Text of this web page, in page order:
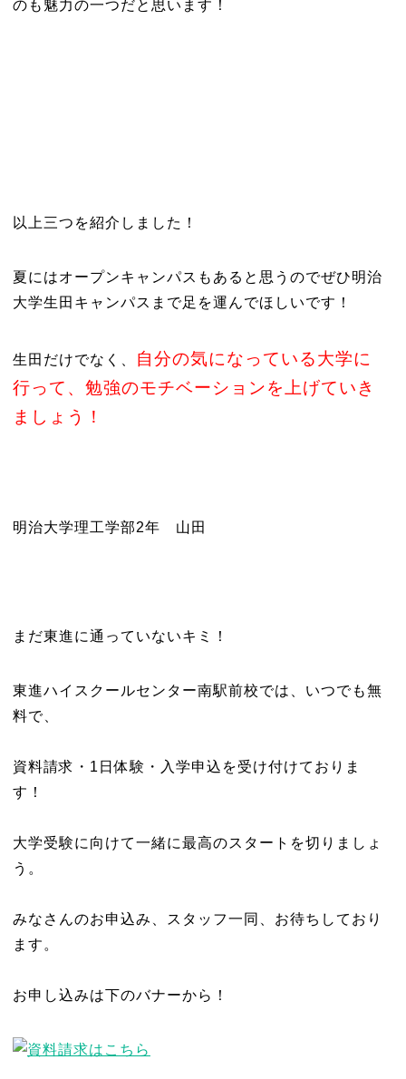
のも魅力の一つだと思います！
以上三つを紹介しました！
夏にはオープンキャンパスもあると思うのでぜひ明治
大学生田キャンパスまで足を運んでほしいです！
生田だけでなく、
自分の気になっている大学に
行って、勉強のモチベーションを上げていき
ましょう！
明治大学理工学部2年 山田
まだ東進に通っていないキミ！
東進ハイスクールセンター南駅前校では、いつでも無
料で、
資料請求・1日体験・入学申込を受け付けておりま
す！
大学受験に向けて一緒に最高のスタートを切りましょ
う。
みなさんのお申込み、スタッフ一同、お待ちしており
ます。
お申し込みは下のバナーから！